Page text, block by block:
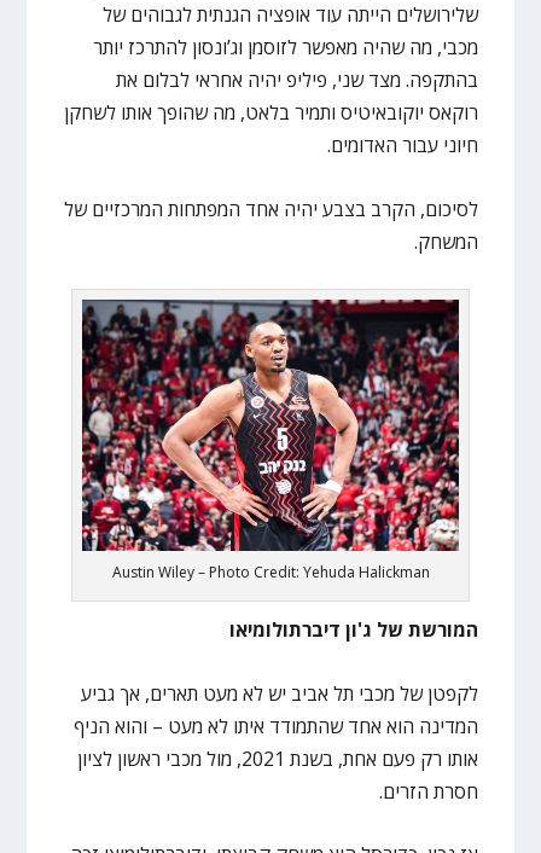
שלירושלים הייתה עוד אופציה הגנתית לגבוהים של
מכבי, מה שהיה מאפשר לזוסמן וג’ונסון להתרכז יותר
בהתקפה. מצד שני, פיליפ יהיה אחראי לבלום את
רוקאס יוקובאיטיס ותמיר בלאט, מה שהופך אותו לשחקן
חיוני עבור האדומים.
לסיכום, הקרב בצבע יהיה אחד המפתחות המרכזיים של
המשחק.
Austin Wiley – Photo Credit: Yehuda Halickman
המורשת של ג'ון דיברתולומיאו
לקפטן של מכבי תל אביב יש לא מעט תארים, אך גביע
המדינה הוא אחד שהתמודד איתו לא מעט – והוא הניף
אותו רק פעם אחת, בשנת 2021, מול מכבי ראשון לציון
חסרת הזרים.